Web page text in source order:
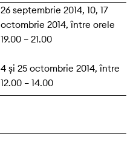
26 septembrie 2014, 10, 17
octombrie 2014, între orele
19.00 – 21.00
4 și 25 octombrie 2014, între
12.00 – 14.00